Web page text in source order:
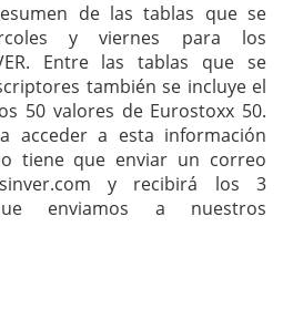
de las tablas que se
y viernes para los
Entre las tablas que se
también se incluye el
50 valores de Eurostoxx 50.
acceder a esta información
tiene que enviar un correo
y recibirá los 3
enviamos a nuestros